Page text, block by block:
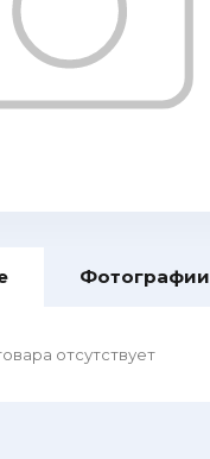
Фотографии
отсутствует